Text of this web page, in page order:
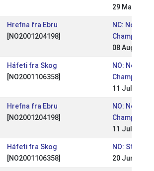
29 May 2011
Hrefna fra Ebru
[NO2001204198]
NC: Nordic
08 Aug 2010
Háfeti fra Skog
[NO2001106358]
NO:
11 Jul 2010
Hrefna fra Ebru
[NO2001204198]
NO:
11 Jul 2010
Háfeti fra Skog
[NO2001106358]
NO: St.
20 Jun 2010